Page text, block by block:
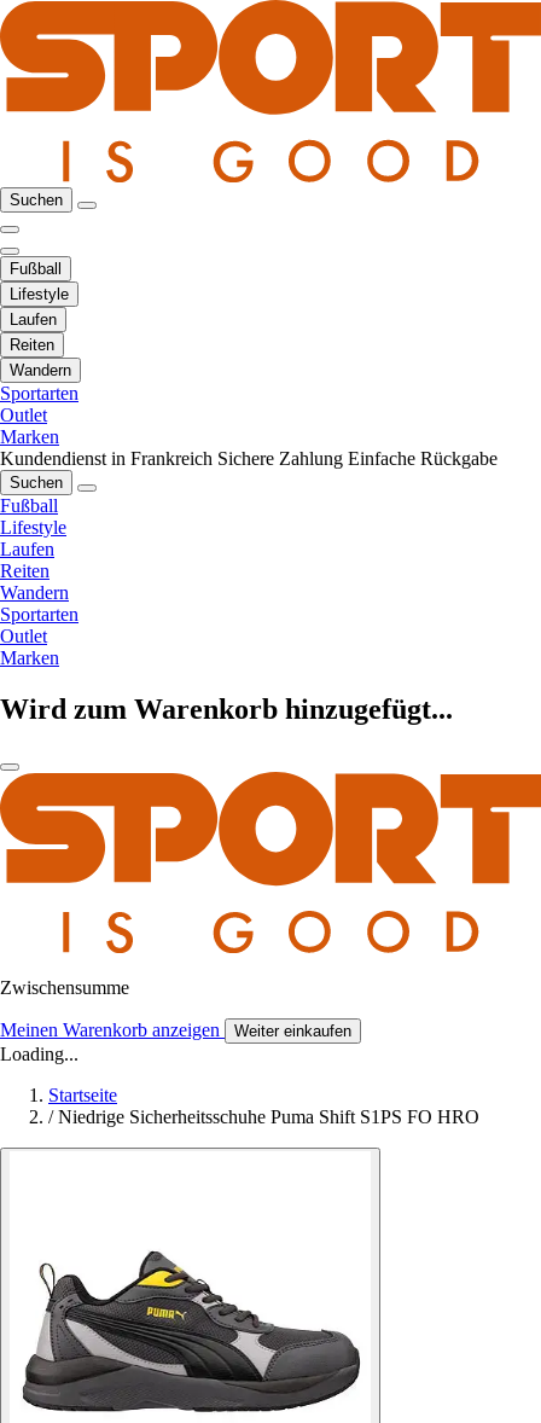
Suchen
Fußball
Lifestyle
Laufen
Reiten
Wandern
Sportarten
Outlet
Marken
Kundendienst in Frankreich Sichere Zahlung Einfache Rückgabe
Suchen
Fußball
Lifestyle
Laufen
Reiten
Wandern
Sportarten
Outlet
Marken
Wird zum Warenkorb hinzugefügt...
Zwischensumme
Meinen Warenkorb anzeigen Weiter einkaufen
Loading...
Startseite
/ Niedrige Sicherheitsschuhe Puma Shift S1PS FO HRO